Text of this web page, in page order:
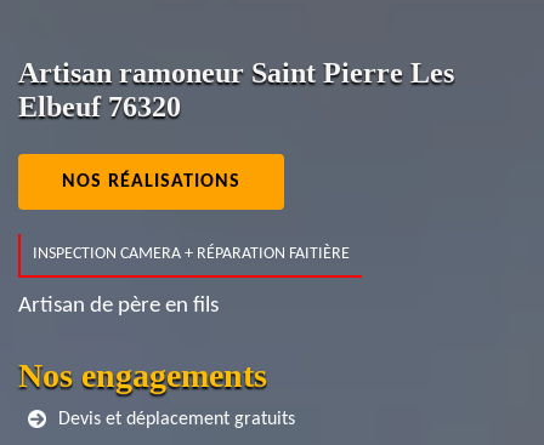
Artisan ramoneur Saint Pierre Les
Elbeuf 76320
NOS RÉALISATIONS
INSPECTION CAMERA + RÉPARATION FAITIÈRE
Artisan de père en fils
Nos engagements
Devis et déplacement gratuits